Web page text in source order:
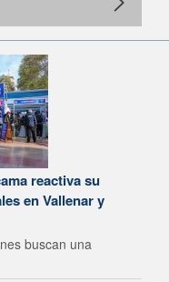
reactiva su
en Vallenar y
buscan una